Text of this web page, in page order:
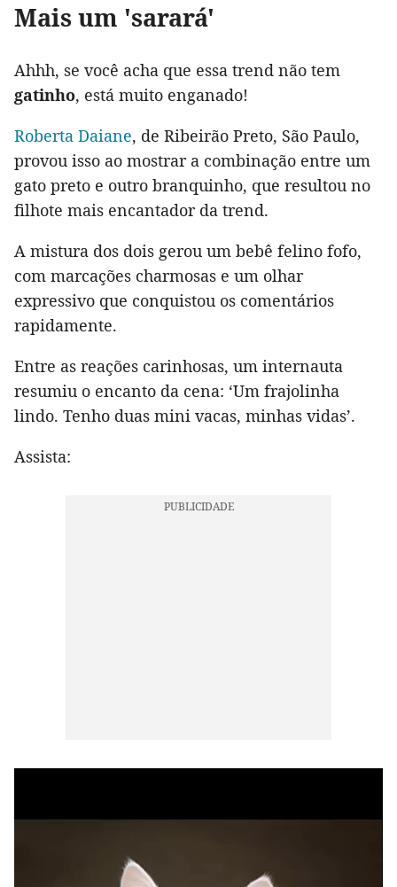
Mais um 'sarará'
Ahhh, se você acha que essa trend não tem
gatinho, está muito enganado!
Roberta Daiane, de Ribeirão Preto, São Paulo,
provou isso ao mostrar a combinação entre um
gato preto e outro branquinho, que resultou no
filhote mais encantador da trend.
A mistura dos dois gerou um bebê felino fofo,
com marcações charmosas e um olhar
expressivo que conquistou os comentários
rapidamente.
Entre as reações carinhosas, um internauta
resumiu o encanto da cena: ‘Um frajolinha
lindo. Tenho duas mini vacas, minhas vidas’.
Assista: